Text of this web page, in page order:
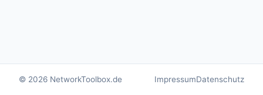
© 2026 NetworkToolbox.de ImpressumDatenschutz